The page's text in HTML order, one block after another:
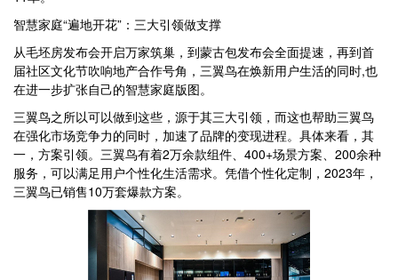
智慧家庭“遍地开花”：三大引领做支撑
从毛坯房发布会开启万家筑巢，到蒙古包发布会全面提速，再到首
届社区文化节吹响地产合作号角，三翼鸟在焕新用户生活的同时,也
在进一步扩张自己的智慧家庭版图。
三翼鸟之所以可以做到这些，源于其三大引领，而这也帮助三翼鸟
在强化市场竞争力的同时，加速了品牌的变现进程。具体来看，其
一，方案引领。三翼鸟有着2万余款组件、400+场景方案、200余种
服务，可以满足用户个性化生活需求。凭借个性化定制，2023年，
三翼鸟已销售10万套爆款方案。